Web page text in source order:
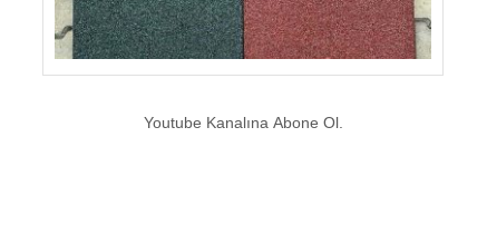
Youtube Kanalına Abone Ol.